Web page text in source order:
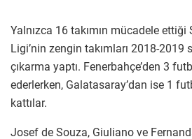
Yalnızca 16 takımın mücadele
Ligi’nin zengin takımları 2018-2019
çıkarma yaptı. Fenerbahçe’den 3
ederlerken, Galatasaray’dan ise 1
kattılar.
Josef de Souza, Giuliano ve